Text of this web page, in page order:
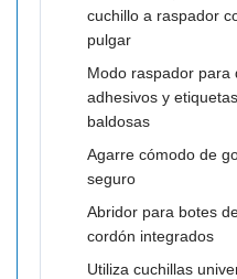
cuchillo a raspador
pulgar
Modo raspador para
adhesivos y
baldosas
Agarre cómodo de
seguro
Abridor para botes
cordón integrados
Utiliza cuchillas